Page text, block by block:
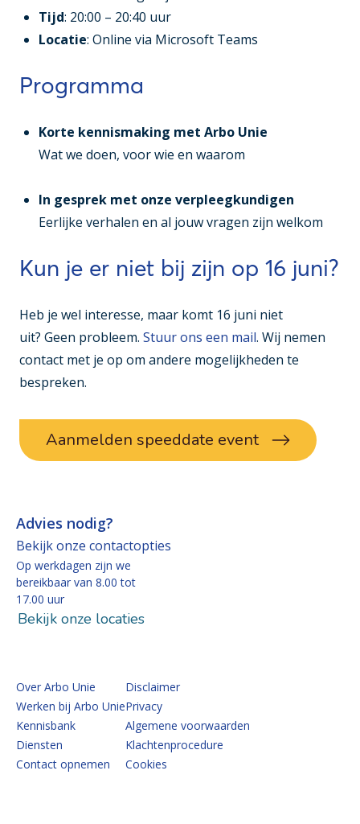
Tijd: 20:00 – 20:40 uur
Locatie: Online via Microsoft Teams
Programma
Korte kennismaking met Arbo Unie
Wat we doen, voor wie en waarom
In gesprek met onze verpleegkundigen
Eerlijke verhalen en al jouw vragen zijn welkom
Kun je er niet bij zijn op 16 juni?
Heb je wel interesse, maar komt 16 juni niet
uit? Geen probleem. Stuur ons een mail. Wij nemen
contact met je op om andere mogelijkheden te
bespreken.
Aanmelden speeddate event
Advies nodig?
Bekijk onze contactopties
Op werkdagen zijn we
bereikbaar van 8.00 tot
17.00 uur
Bekijk onze locaties
Over Arbo Unie
Werken bij Arbo Unie
Kennisbank
Diensten
Contact opnemen
Disclaimer
Privacy
Algemene voorwaarden
Klachtenprocedure
Cookies